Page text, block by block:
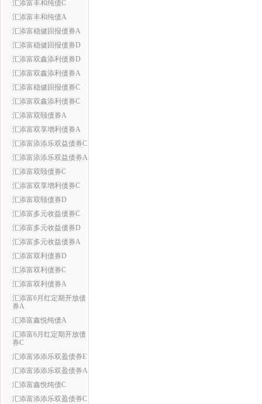
汇添富丰和纯债C
汇添富丰和纯债A
汇添富稳健回报债券A
汇添富稳健回报债券D
汇添富双鑫添利债券D
汇添富双鑫添利债券A
汇添富稳健回报债券C
汇添富双鑫添利债券C
汇添富双颐债券A
汇添富双享增利债券A
汇添富添添乐双益债券C
汇添富添添乐双益债券A
汇添富双颐债券C
汇添富双享增利债券C
汇添富双颐债券D
汇添富多元收益债券C
汇添富多元收益债券D
汇添富多元收益债券A
汇添富双利债券D
汇添富双利债券C
汇添富双利债券A
汇添富6月红定期开放债
券A
汇添富鑫悦纯债A
汇添富6月红定期开放债
券C
汇添富添添乐双盈债券E
汇添富添添乐双盈债券A
汇添富鑫悦纯债C
汇添富添添乐双盈债券C